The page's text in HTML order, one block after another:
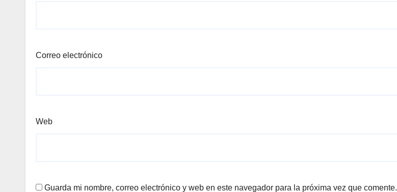
Correo electrónico
Web
Guarda mi nombre, correo electrónico y web en este navegador para la próxima vez que comente.